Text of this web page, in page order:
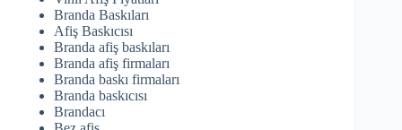
Branda Baskıları
Afiş Baskıcısı
Branda afiş baskıları
Branda afiş firmaları
Branda baskı firmaları
Branda baskıcısı
Brandacı